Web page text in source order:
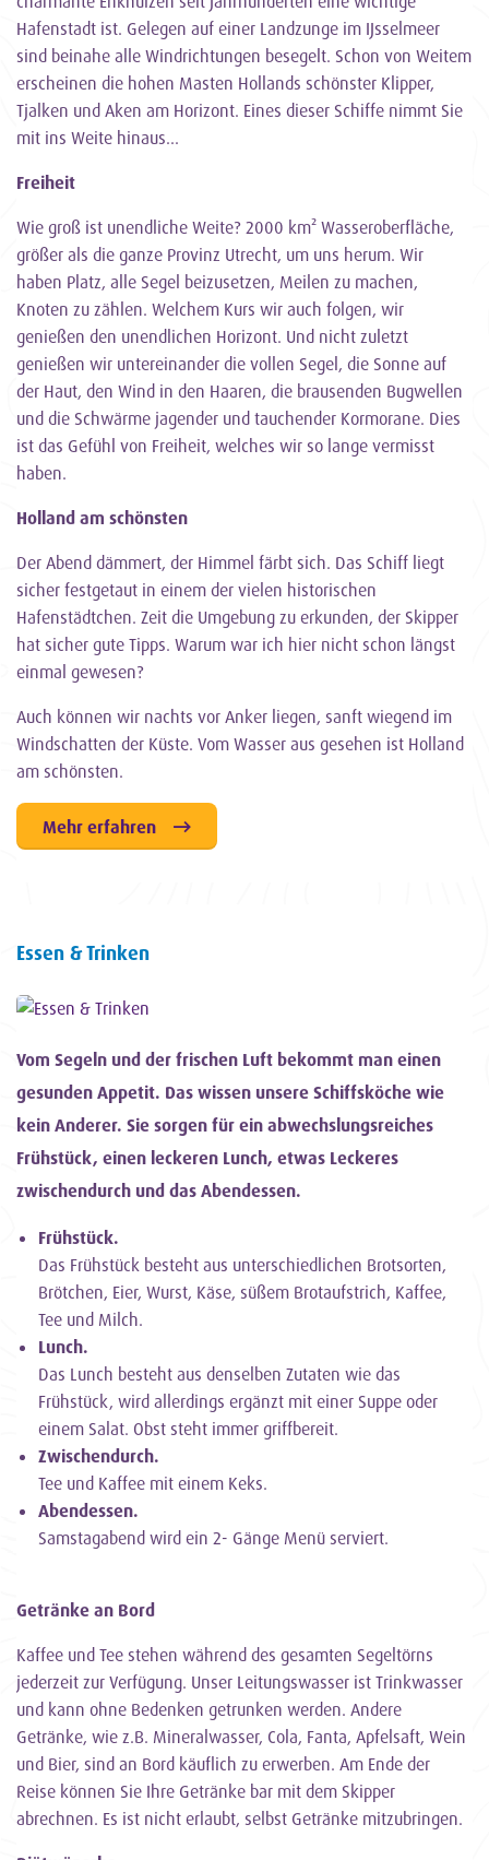
Hafenstadt ist. Gelegen auf einer Landzunge im IJsselmeer
sind beinahe alle Windrichtungen besegelt. Schon von Weitem
erscheinen die hohen Masten Hollands schönster Klipper,
Tjalken und Aken am Horizont. Eines dieser Schiffe nimmt Sie
mit ins Weite hinaus…
Freiheit
Wie groß ist unendliche Weite? 2000 km² Wasseroberfläche,
größer als die ganze Provinz Utrecht, um uns herum. Wir
haben Platz, alle Segel beizusetzen, Meilen zu machen,
Knoten zu zählen. Welchem Kurs wir auch folgen, wir
genießen den unendlichen Horizont. Und nicht zuletzt
genießen wir untereinander die vollen Segel, die Sonne auf
der Haut, den Wind in den Haaren, die brausenden Bugwellen
und die Schwärme jagender und tauchender Kormorane. Dies
ist das Gefühl von Freiheit, welches wir so lange vermisst
haben.
Holland am schönsten
Der Abend dämmert, der Himmel färbt sich. Das Schiff liegt
sicher festgetaut in einem der vielen historischen
Hafenstädtchen. Zeit die Umgebung zu erkunden, der Skipper
hat sicher gute Tipps. Warum war ich hier nicht schon längst
einmal gewesen?
Auch können wir nachts vor Anker liegen, sanft wiegend im
Windschatten der Küste. Vom Wasser aus gesehen ist Holland
am schönsten.
Mehr erfahren
Essen & Trinken
Vom Segeln und der frischen Luft bekommt man einen
gesunden Appetit. Das wissen unsere Schiffsköche wie
kein Anderer. Sie sorgen für ein abwechslungsreiches
Frühstück, einen leckeren Lunch, etwas Leckeres
zwischendurch und das Abendessen.
Frühstück.
Das Frühstück besteht aus unterschiedlichen Brotsorten,
Brötchen, Eier, Wurst, Käse, süßem Brotaufstrich, Kaffee,
Tee und Milch.
Lunch.
Das Lunch besteht aus denselben Zutaten wie das
Frühstück, wird allerdings ergänzt mit einer Suppe oder
einem Salat. Obst steht immer griffbereit.
Zwischendurch.
Tee und Kaffee mit einem Keks.
Abendessen.
Samstagabend wird ein 2- Gänge Menü serviert.
Getränke an Bord
Kaffee und Tee stehen während des gesamten Segeltörns
jederzeit zur Verfügung. Unser Leitungswasser ist Trinkwasser
und kann ohne Bedenken getrunken werden. Andere
Getränke, wie z.B. Mineralwasser, Cola, Fanta, Apfelsaft, Wein
und Bier, sind an Bord käuflich zu erwerben. Am Ende der
Reise können Sie Ihre Getränke bar mit dem Skipper
abrechnen. Es ist nicht erlaubt, selbst Getränke mitzubringen.